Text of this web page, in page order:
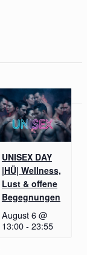
UNISEX DAY
|HÜ| Wellness,
Lust & offene
Begegnungen
August 6 @
13:00- 23:55